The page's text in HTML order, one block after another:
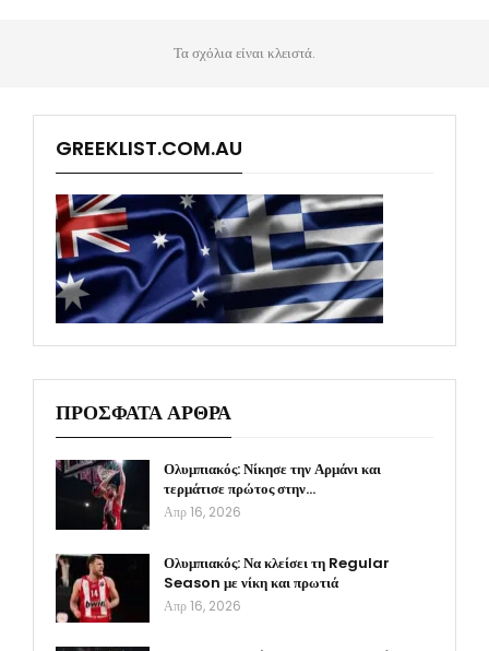
Τα σχόλια είναι κλειστά.
GREEKLIST.COM.AU
ΠΡΟΣΦΑΤΑ ΑΡΘΡΑ
Ολυμπιακός: Νίκησε την Αρμάνι και
τερμάτισε πρώτος στην…
Απρ 16, 2026
Ολυμπιακός: Να κλείσει τη Regular
Season με νίκη και πρωτιά
Απρ 16, 2026